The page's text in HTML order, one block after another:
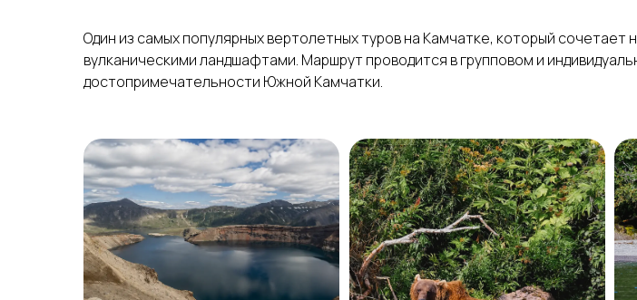
Один из самых популярных вертолетных туров на Камчатке, который
вулканическими ландшафтами. Маршрут проводится в групповом и
достопримечательности Южной Камчатки.